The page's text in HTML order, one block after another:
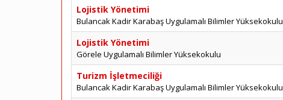
Lojistik Yönetimi
Bulancak Kadir Karabaş Uygulamalı Bilimler Yüksekokulu
Lojistik Yönetimi
Görele Uygulamalı Bilimler Yüksekokulu
Turizm İşletmeciliği
Bulancak Kadir Karabaş Uygulamalı Bilimler Yüksekokulu